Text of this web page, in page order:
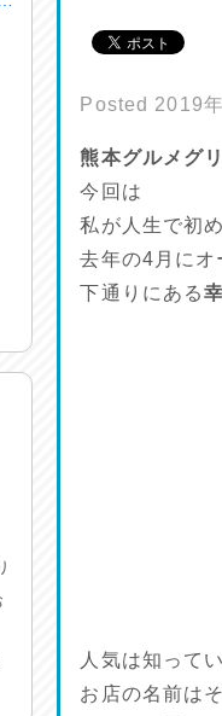
Posted 2019
熊本グルメグリ
今回は
私が人生で初
去年の4月にオ
下通りにある
人気は知って
お店の名前は